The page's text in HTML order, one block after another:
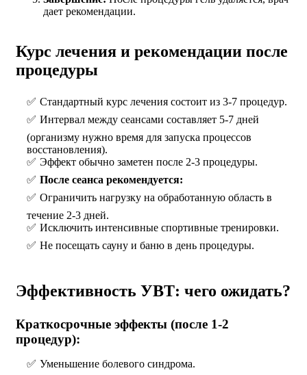
дает рекомендации.
Курс лечения и рекомендации после
процедуры
Стандартный курс лечения состоит из 3-7 процедур.
Интервал между сеансами составляет 5-7 дней
(организму нужно время для запуска процессов
восстановления).
Эффект обычно заметен после 2-3 процедуры.
После сеанса рекомендуется:
Ограничить нагрузку на обработанную область в
течение 2-3 дней.
Исключить интенсивные спортивные тренировки.
Не посещать сауну и баню в день процедуры.
Эффективность УВТ: чего ожидать?
Краткосрочные эффекты (после 1-2
процедур):
Уменьшение болевого синдрома.